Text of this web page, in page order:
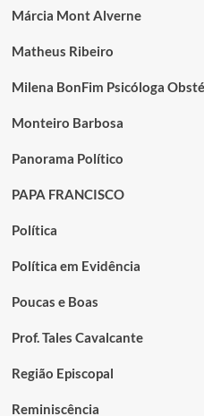
Márcia Mont Alverne
Matheus Ribeiro
Milena BonFim Psicóloga
Monteiro Barbosa
Panorama Político
PAPA FRANCISCO
Política
Política em Evidência
Poucas e Boas
Prof. Tales Cavalcante
Região Episcopal
Reminiscência